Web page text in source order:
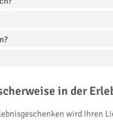
in der
wird Ihren